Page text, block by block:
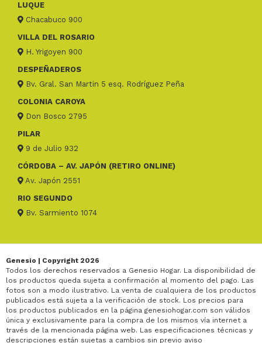
LUQUE
Chacabuco 900
VILLA DEL ROSARIO
H. Yrigoyen 900
DESPEÑADEROS
Bv. Gral. San Martin 5 esq. Rodríguez Peña
COLONIA CAROYA
Don Bosco 2795
PILAR
9 de Julio 932
CÓRDOBA – AV. JAPÓN (RETIRO ONLINE)
Av. Japón 2551
RIO SEGUNDO
Bv. Sarmiento 1074
Genesio | Copyright 2026
Todos los derechos reservados a Genesio Hogar. La disponibilidad de
los productos queda sujeta a confirmación al momento del pago. Las
fotos son a modo ilustrativo. La venta de cualquiera de los productos
publicados está sujeta a la verificación de stock. Los precios para
los productos publicados en la página genesiohogar.com son válidos
única y exclusivamente para la compra de los mismos vía internet a
través de la mencionada página web. Las especificaciones técnicas y
descripciones están sujetas a cambios sin previo aviso